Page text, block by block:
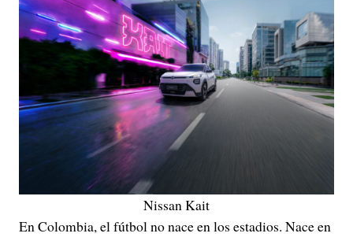
Nissan Kait
En Colombia, el fútbol no nace en los estadios. Nace en